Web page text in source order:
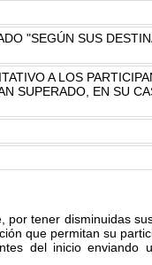
"SEGÚN SUS
A LOS
SUPERADO, EN SU
tener disminuidas
que permitan su
del inicio enviando